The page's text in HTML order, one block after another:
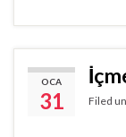
OCA
31 Filed